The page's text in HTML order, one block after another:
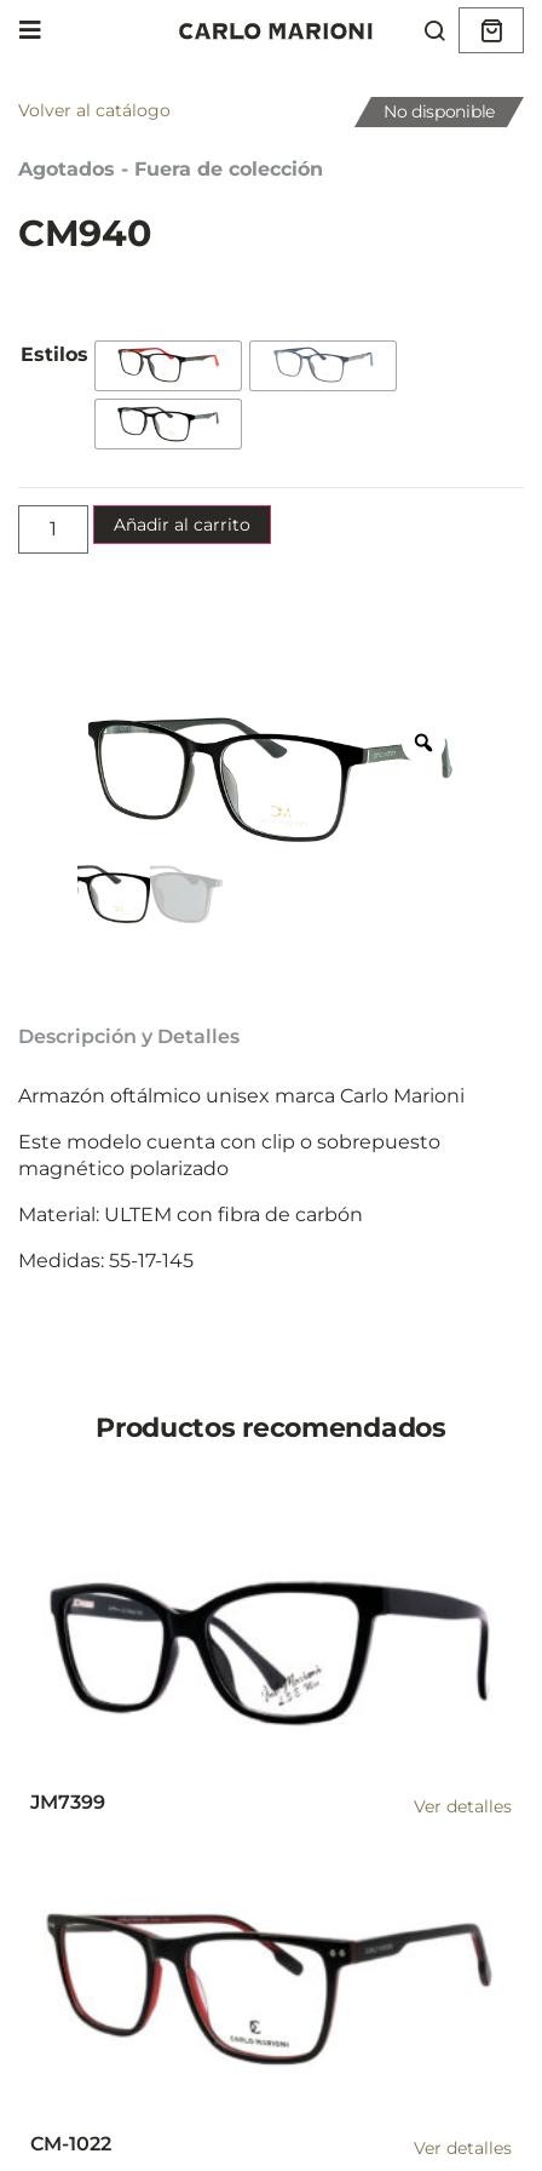
Descripción y Detalles
Armazón oftálmico unisex marca Carlo Marioni
Este modelo cuenta con clip o sobrepuesto
magnético polarizado
Material: ULTEM con fibra de carbón
Medidas: 55-17-145
Volver al catálogo
Agotados - Fuera de colección
CM940
No disponible
Añadir al carrito
Productos recomendados
JM7399 Ver detalles
CM-1022 Ver detalles